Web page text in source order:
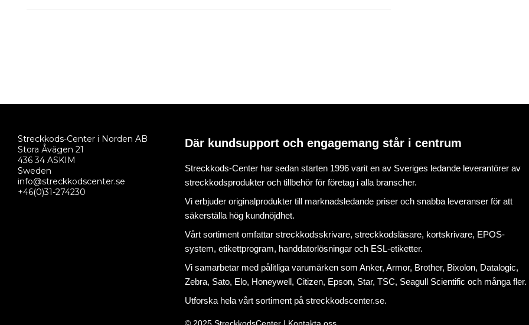
Streckkods-Center i Norden AB
Stora Åvägen 21
436 34 ASKIM
Sweden
info@streckkodscenter.se
+46(0)31-274230
Där kundsupport och engagemang står i centrum
Streckkods-Center har sedan starten 1996 varit en av Sveriges ledande leverantörer av
streckkodsprodukter och tillbehör för företag i alla branscher.
Vi erbjuder originalprodukter till marknadsledande priser och snabba leveranser för att
säkerställa hög kundnöjdhet.
Vårt sortiment omfattar streckkodsskrivare, streckkodsläsare, kortskrivare, EPOS-
system, etikettprogram, handdatorlösningar och ESL-etiketter.
Vi samarbetar med pålitliga varumärken som Anker, Armor, Brother, Bixolon, Datalogic,
Zebra, Sato, Elo, Honeywell, Citizen, Epson, Star, TSC, Seagull Scientific och många fler.
Utforska hela vårt sortiment påstreckkodscenter.se.